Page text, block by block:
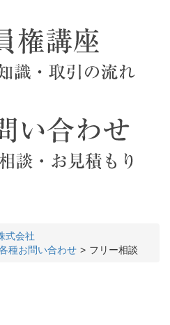
式会社
種お問い合わせ
フリー相談